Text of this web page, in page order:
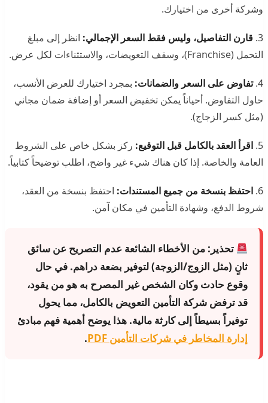
وشركة أخرى من اختيارك.
3. قارن التفاصيل، وليس فقط السعر الإجمالي: انظر إلى مبلغ
التحمل (Franchise)، وسقف التعويضات، والاستثناءات لكل عرض.
4. تفاوض على السعر والضمانات: بمجرد اختيارك للعرض الأنسب،
حاول التفاوض. أحياناً يمكن تخفيض السعر أو إضافة ضمان مجاني
(مثل كسر الزجاج).
5. اقرأ العقد بالكامل قبل التوقيع: ركز بشكل خاص على الشروط
العامة والخاصة. إذا كان هناك شيء غير واضح، اطلب توضيحاً كتابياً.
6. احتفظ بنسخة من جميع المستندات: احتفظ بنسخة من العقد،
شروط الدفع، وشهادة التأمين في مكان آمن.
تحذير: من الأخطاء الشائعة عدم التصريح عن سائق
ثانٍ (مثل الزوج/الزوجة) لتوفير بضعة دراهم. في حال
وقوع حادث وكان الشخص غير المصرح به هو من يقود،
قد ترفض شركة التأمين التعويض بالكامل، مما يحول
توفيراً بسيطاً إلى كارثة مالية. هذا يوضح أهمية فهم مبادئ
إدارة المخاطر في شركات التأمين PDF
.